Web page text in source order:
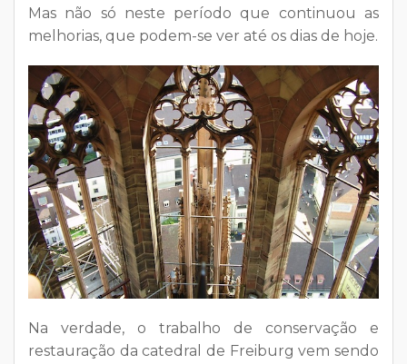
Mas não só neste período que continuou as
melhorias, que podem-se ver até os dias de hoje.
Na verdade, o trabalho de conservação e
restauração da catedral de Freiburg vem sendo